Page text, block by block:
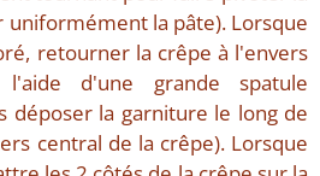
uniformément la pâte). Lorsque
retourner la crêpe à l'envers
d'une grande spatule
déposer la garniture le long de
central de la crêpe). Lorsque